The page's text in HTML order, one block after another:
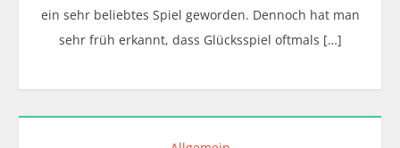
ein sehr beliebtes Spiel geworden. Dennoch hat man
sehr früh erkannt, dass Glücksspiel oftmals […]